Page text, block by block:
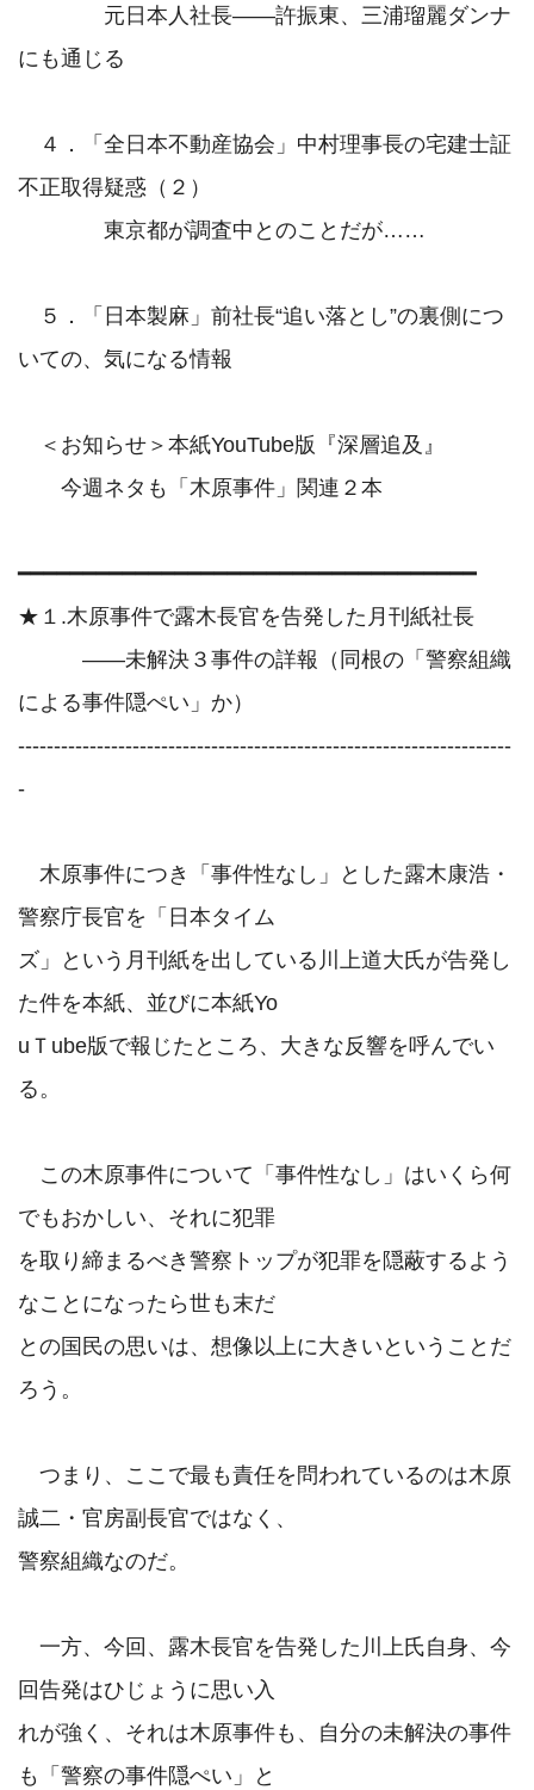
元日本人社長――許振東、三浦瑠麗ダンナ
にも通じる
４．「全日本不動産協会」中村理事長の宅建士証
不正取得疑惑（２）
東京都が調査中とのことだが……
５．「日本製麻」前社長“追い落とし”の裏側につ
いての、気になる情報
＜お知らせ＞本紙YouTube版『深層追及』
今週ネタも「木原事件」関連２本
━━━━━━━━━━━━━━━━━━━━━━━━━━━━━━━━━━━
★１.木原事件で露木長官を告発した月刊紙社長
――未解決３事件の詳報（同根の「警察組織
による事件隠ぺい」か）
---------------------------------------------------------------------
-
木原事件につき「事件性なし」とした露木康浩・
警察庁長官を「日本タイム
ズ」という月刊紙を出している川上道大氏が告発し
た件を本紙、並びに本紙Yo
uＴube版で報じたところ、大きな反響を呼んでい
る。
この木原事件について「事件性なし」はいくら何
でもおかしい、それに犯罪
を取り締まるべき警察トップが犯罪を隠蔽するよう
なことになったら世も末だ
との国民の思いは、想像以上に大きいということだ
ろう。
つまり、ここで最も責任を問われているのは木原
誠二・官房副長官ではなく、
警察組織なのだ。
一方、今回、露木長官を告発した川上氏自身、今
回告発はひじょうに思い入
れが強く、それは木原事件も、自分の未解決の事件
も「警察の事件隠ぺい」と